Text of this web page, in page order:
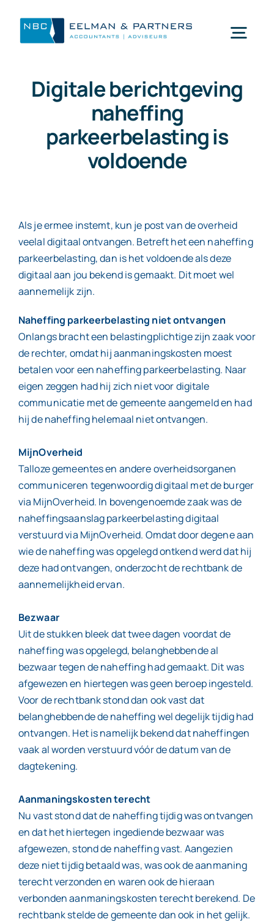
inhoud
Wat doen wij
Wie zijn wij
Nieuws
Werken bij
Digitale berichtgeving
naheffing
parkeerbelasting is
voldoende
Als je ermee instemt, kun je post van de overheid
veelal digitaal ontvangen. Betreft het een naheffing
parkeerbelasting, dan is het voldoende als deze
digitaal aan jou bekend is gemaakt. Dit moet wel
aannemelijk zijn.
Naheffing parkeerbelasting niet ontvangen
Onlangs bracht een belastingplichtige zijn zaak voor
de rechter, omdat hij aanmaningskosten moest
betalen voor een naheffing parkeerbelasting. Naar
eigen zeggen had hij zich niet voor digitale
communicatie met de gemeente aangemeld en had
hij de naheffing helemaal niet ontvangen.
MijnOverheid
Talloze gemeentes en andere overheidsorganen
communiceren tegenwoordig digitaal met de burger
via MijnOverheid. In bovengenoemde zaak was de
naheffingsaanslag parkeerbelasting digitaal
verstuurd via MijnOverheid. Omdat door degene aan
wie de naheffing was opgelegd ontkend werd dat hij
deze had ontvangen, onderzocht de rechtbank de
aannemelijkheid ervan.
Bezwaar
Uit de stukken bleek dat twee dagen voordat de
naheffing was opgelegd, belanghebbende al
bezwaar tegen de naheffing had gemaakt. Dit was
afgewezen en hiertegen was geen beroep ingesteld.
Voor de rechtbank stond dan ook vast dat
belanghebbende de naheffing wel degelijk tijdig had
ontvangen. Het is namelijk bekend dat naheffingen
vaak al worden verstuurd vóór de datum van de
dagtekening.
Aanmaningskosten terecht
Nu vast stond dat de naheffing tijdig was ontvangen
en dat het hiertegen ingediende bezwaar was
afgewezen, stond de naheffing vast. Aangezien
deze niet tijdig betaald was, was ook de aanmaning
terecht verzonden en waren ook de hieraan
verbonden aanmaningskosten terecht berekend. De
rechtbank stelde de gemeente dan ook in het gelijk.